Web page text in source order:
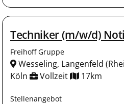
Techniker (m/w/d)
Freihoff Gruppe
Wesseling, Langenfeld
Köln
Vollzeit 17km
Stellenangebot